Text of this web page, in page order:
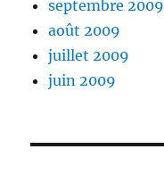
septembre 2009
août 2009
juillet 2009
juin 2009